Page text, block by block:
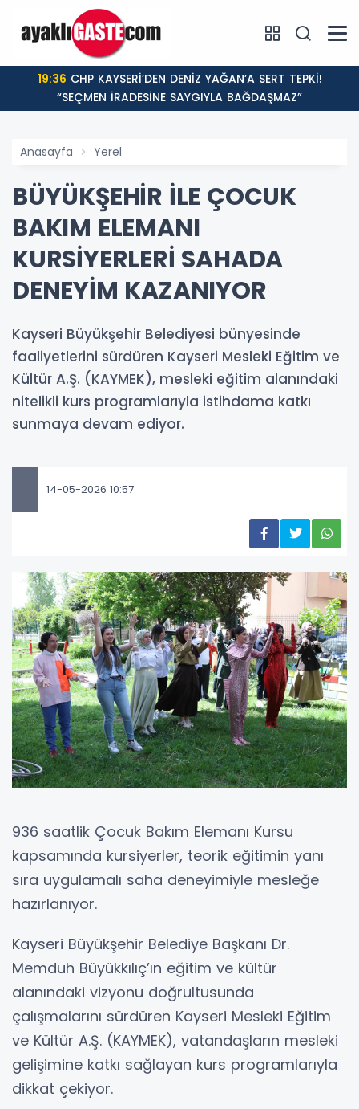
19:36
“SEÇMEN İRADESİNE SAYGIYLA BAĞDAŞMAZ”
Anasayfa Yerel
BÜYÜKŞEHİR İLE ÇOCUK
BAKIM ELEMANI
KURSİYERLERİ SAHADA
DENEYİM KAZANIYOR
Kayseri Büyükşehir Belediyesi bünyesinde
faaliyetlerini sürdüren Kayseri Mesleki Eğitim ve
Kültür A.Ş. (KAYMEK), mesleki eğitim alanındaki
nitelikli kurs programlarıyla istihdama katkı
sunmaya devam ediyor.
14-05-2026 10:57
936 saatlik Çocuk Bakım Elemanı Kursu
kapsamında kursiyerler, teorik eğitimin yanı
sıra uygulamalı saha deneyimiyle mesleğe
hazırlanıyor.
Kayseri Büyükşehir Belediye Başkanı Dr.
Memduh Büyükkılıç’ın eğitim ve kültür
alanındaki vizyonu doğrultusunda
çalışmalarını sürdüren Kayseri Mesleki Eğitim
ve Kültür A.Ş. (KAYMEK), vatandaşların mesleki
gelişimine katkı sağlayan kurs programlarıyla
dikkat çekiyor.